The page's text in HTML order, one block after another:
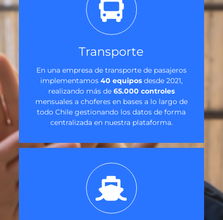
Transporte
En una empresa de transporte de pasajeros
implementamos 40 equiposdesde 2021,
realizando más de 65.000 controles
mensuales a choferes en bases a lo largo de
todo Chile gestionando los datos de forma
centralizada en nuestra plataforma.